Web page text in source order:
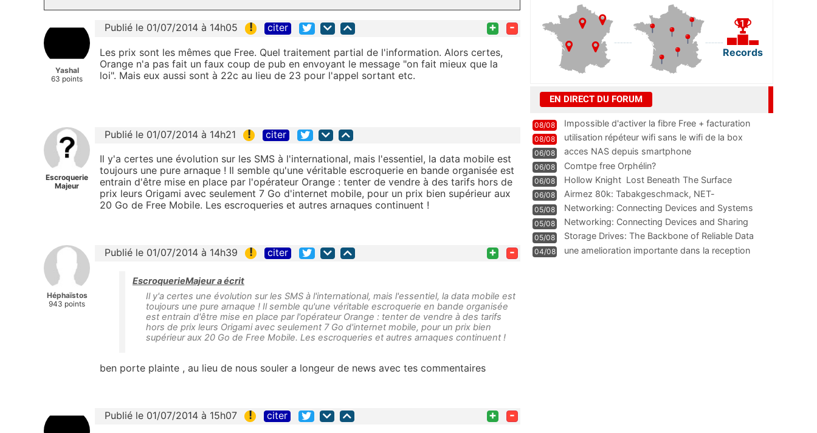
Yashal
63 points
Publié le 01/07/2014 à 14h05 ! citer + -
Les prix sont les mêmes que Free. Quel traitement partial de l'information. Alors certes,
Orange n'a pas fait un faux coup de pub en envoyant le message "on fait mieux que la
loi". Mais eux aussi sont à 22c au lieu de 23 pour l'appel sortant etc.
Escroquerie
Majeur
Publié le 01/07/2014 à 14h21 ! citer
Il y'a certes une évolution sur les SMS à l'international, mais l'essentiel, la data mobile est
toujours une pure arnaque ! Il semble qu'une véritable escroquerie en bande organisée est
entrain d'être mise en place par l'opérateur Orange : tenter de vendre à des tarifs hors de
prix leurs Origami avec seulement 7 Go d'internet mobile, pour un prix bien supérieur aux
20 Go de Free Mobile. Les escroqueries et autres arnaques continuent !
Héphaïstos
943 points
Publié le 01/07/2014 à 14h39 ! citer + -
EscroquerieMajeur a écrit
Il y'a certes une évolution sur les SMS à l'international, mais l'essentiel, la data mobile est
toujours une pure arnaque ! Il semble qu'une véritable escroquerie en bande organisée
est entrain d'être mise en place par l'opérateur Orange : tenter de vendre à des tarifs
hors de prix leurs Origami avec seulement 7 Go d'internet mobile, pour un prix bien
supérieur aux 20 Go de Free Mobile. Les escroqueries et autres arnaques continuent !
ben porte plainte , au lieu de nous souler a longeur de news avec tes commentaires
Publié le 01/07/2014 à 15h07 ! citer + -
Records
EN DIRECT DU FORUM
08/08
Impossible d'activer la fibre Free + facturation
résiliation
08/08 utilisation répéteur wifi sans le wifi de la box
06/08 acces NAS depuis smartphone
06/08 Comtpe free Orphélin?
06/08 Hollow Knight  Lost Beneath The Surface
06/08
Airmez 80k: Tabakgeschmack, NET-
Technologie und Leistung im
05/08 Networking: Connecting Devices and Systems
05/08
Networking: Connecting Devices and Sharing
Information
05/08
Storage Drives: The Backbone of Reliable Data
Management
04/08
une amelioration importante dans la reception